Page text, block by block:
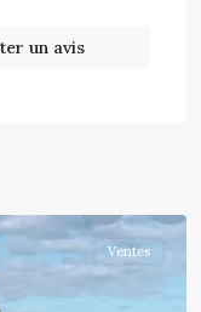
un avis
Ventes